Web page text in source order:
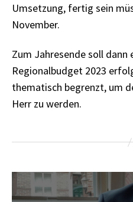
Umsetzung, fertig sein
November.
Zum Jahresende soll
Regionalbudget 2023
thematisch begrenzt, um
Herr zu werden.